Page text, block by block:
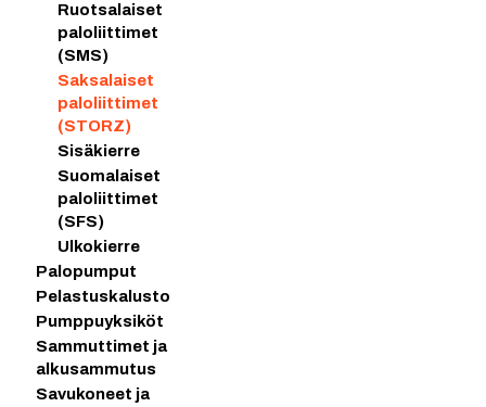
Ruotsalaiset
paloliittimet
(SMS)
Saksalaiset
paloliittimet
(STORZ)
Sisäkierre
Suomalaiset
paloliittimet
(SFS)
Ulkokierre
Palopumput
Pelastuskalusto
Pumppuyksiköt
Sammuttimet ja
alkusammutus
Savukoneet ja